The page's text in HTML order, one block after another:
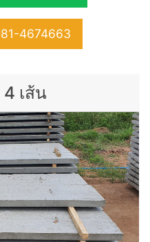
4674663
เส้น